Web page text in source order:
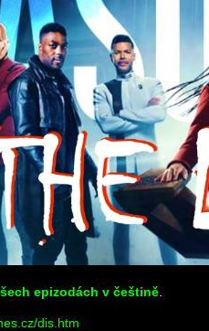
epizodách v češtině
dis.htm